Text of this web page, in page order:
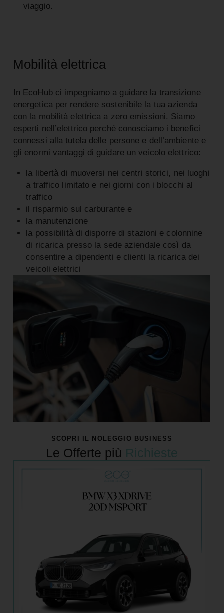
viaggio.
Mobilità elettrica
In EcoHub ci impegniamo a guidare la transizione
energetica per rendere sostenibile la tua azienda
con la mobilità elettrica a zero emissioni. Siamo
esperti nell’elettrico perché conosciamo i benefici
connessi alla tutela delle persone e dell’ambiente e
gli enormi vantaggi di guidare un veicolo elettrico:
la libertà di muoversi nei centri storici, nei luoghi
a traffico limitato e nei giorni con i blocchi al
traffico
il risparmio sul carburante e
la manutenzione
la possibilità di disporre di stazioni e colonnine
di ricarica presso la sede aziendale così da
consentire a dipendenti e clienti la ricarica dei
veicoli elettrici
SCOPRI IL NOLEGGIO BUSINESS
Le Offerte più Richieste